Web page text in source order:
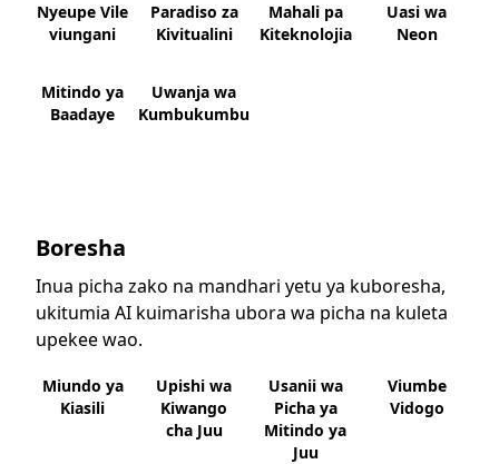
Nyeupe Vile
viungani
Paradiso za
Kivitualini
Mahali pa
Kiteknolojia
Uasi wa
Neon
Mitindo ya
Baadaye
Uwanja wa
Kumbukumbu
Boresha
Inua picha zako na mandhari yetu ya kuboresha,
ukitumia AI kuimarisha ubora wa picha na kuleta
upekee wao.
Miundo ya
Kiasili
Upishi wa
Kiwango
cha Juu
Usanii wa
Picha ya
Mitindo ya
Juu
Viumbe
Vidogo